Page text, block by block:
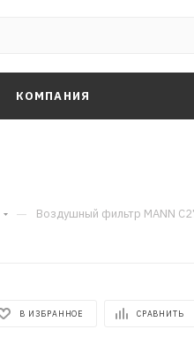
КОМПАНИЯ
— Воздушный фильтр MANN
В ИЗБРАННОЕ СРАВНИТЬ